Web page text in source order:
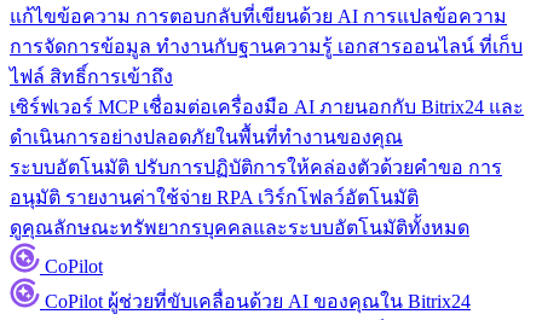
แก้ไขข้อความ การตอบกลับที่เขียนด้วย AI การแปลข้อความ
การจัดการข้อมูล ทำงานกับฐานความรู้ เอกสารออนไลน์ ที่เก็บ
ไฟล์ สิทธิ์การเข้าถึง
เซิร์ฟเวอร์ MCP เชื่อมต่อเครื่องมือ AI ภายนอกกับ Bitrix24 และ
ดำเนินการอย่างปลอดภัยในพื้นที่ทำงานของคุณ
ระบบอัตโนมัติ ปรับการปฏิบัติการให้คล่องตัวด้วยคำขอ การ
อนุมัติ รายงานค่าใช้จ่าย RPA เวิร์กโฟลว์อัตโนมัติ
ดูคุณลักษณะทรัพยากรบุคคลและระบบอัตโนมัติทั้งหมด
CoPilot
CoPilot ผู้ช่วยที่ขับเคลื่อนด้วย AI ของคุณใน Bitrix24